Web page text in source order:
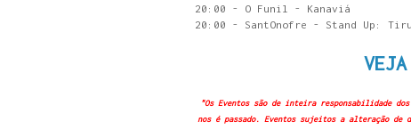
20:00 - O Funil - Kanaviá
20:00 - SantOnofre - Stand Up:
"Os Eventos são de inteira responsabilidade
nos é passado. Eventos sujeitos a alteração